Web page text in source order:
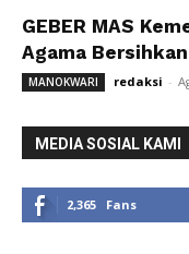
GEBER MAS
Agama
MANOKWARI redaksi -
MEDIA SOSIAL KAMI
2,365 Fans